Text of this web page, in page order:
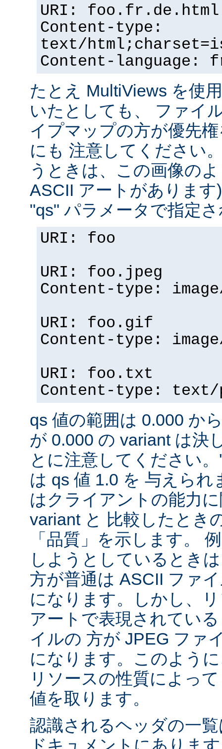
URI: foo.fr.de.html
Content-type:
text/
Content-language:
たとえ MultiViews を使
いたとしても、 ファイ
イプマップの方が優先
にも 注意してください
うときは、この画像の
ASCII アートがありま
"qs" パラメータで指定
URI: foo
URI: foo.jpeg
Content-type:
URI: foo.gif
Content-type:
URI: foo.txt
Content-type:
qs 値の範囲は 0.000 か
が 0.000 の variant は決
とに注意してください
は qs 値 1.0 を 与えら
はクライアントの能力
variant と 比較したとき
「品質」を示します。
しようとしているとき
方が普通は ASCII ファ
になります。しかし、
アートで表現されてい
イルの 方が JPEG ファ
になります。このよう
リソースの性質によっ
値を取ります。
認識されるヘッダの一
ドキュメントにありま